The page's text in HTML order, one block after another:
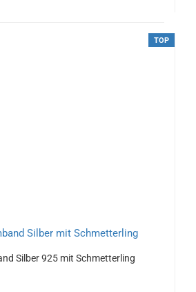
TOP
Silber 925 mit Schmetterling